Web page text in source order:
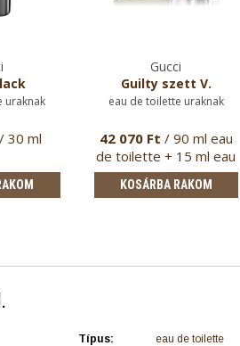
uraknak
/ 30 ml
Gucci
Guilty szett V.
eau de toilette uraknak
42 070 Ft / 90 ml eau
de toilette + 15 ml eau
de t…
KOSÁRBA RAKOM
Típus: eau de toilette